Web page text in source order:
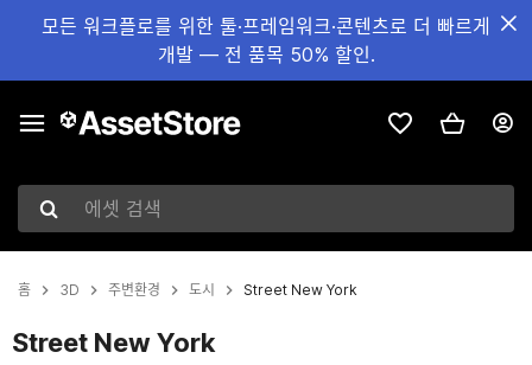
모든 워크플로를 위한 툴·프레임워크·콘텐츠로 더 빠르게
개발 — 전 품목 50% 할인.
에셋 검색
홈 3D 주변환경 도시 Street New York
Street New York